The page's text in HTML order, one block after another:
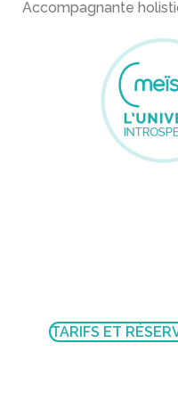
Accompagnante
TARIFS ET